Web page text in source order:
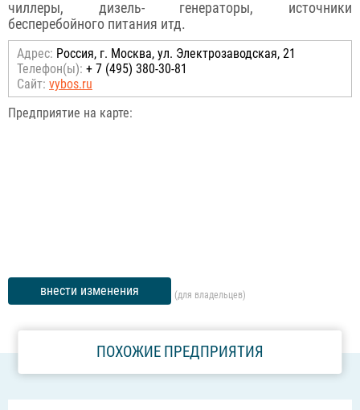
чиллеры, дизель- генераторы, источники
бесперебойного питания итд.
Адрес: Россия, г. Москва, ул. Электрозаводская, 21
Телефон(ы): + 7 (495) 380-30-81
Сайт: vybos.ru
Предприятие на карте:
внести изменения (для владельцев)
ПОХОЖИЕ ПРЕДПРИЯТИЯ